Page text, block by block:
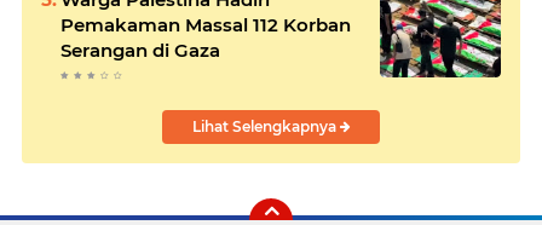
Pemakaman Massal 112 Korban
Serangan di Gaza
Lihat Selengkapnya